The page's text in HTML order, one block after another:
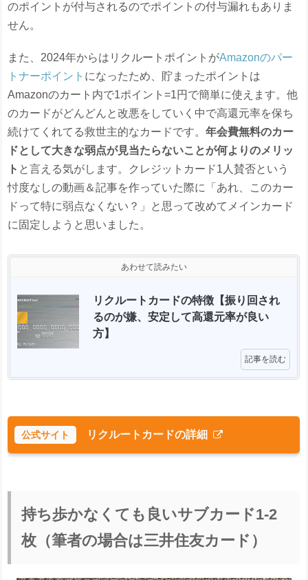
のポイントが付与されるのでポイントの付与漏れもありま
せん。
また、2024年からはリクルートポイントがAmazonのパー
トナーポイント になったため、貯まったポイントは
Amazonのカート内で1ポイント=1円で簡単に使えます。他
のカードがどんどんと改悪をしていく中で高還元率を保ち
続けてくれてる救世主的なカードです。年会費無料のカー
ドとして大きな弱点が見当たらないことが何よりのメリッ
ト と言える気がします。クレジットカード1人賛否という
忖度なしの動画＆記事を作っていた際に「あれ、このカー
ドって特に弱点なくない？」と思って改めてメインカード
に固定しようと思いました。
あわせて読みたい
リクルートカードの特徴【振り回され
るのが嫌、安定して高還元率が良い
方】
記事を読む
リクルートカードの詳細
持ち歩かなくても良いサブカード1-2
枚（筆者の場合は三井住友カード）